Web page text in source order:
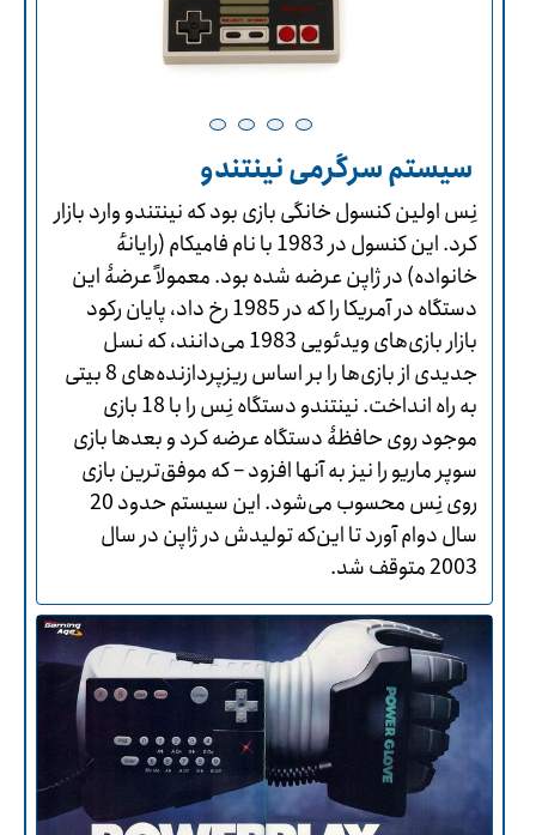
سیستم سرگرمی نینتندو
نِس اولین کنسول خانگی بازی بود که نینتندو وارد بازار
کرد. این کنسول در 1983 با نام فامیکام (رایانهٔ‌
خانواده) در ژاپن عرضه شده بود. معمولاً عرضۀ این
دستگاه در آمریکا را که در 1985 رخ داد، پایان رکود
بازار بازی‌های ویدئویی 1983 می‌دانند، که نسل
جدیدی از بازی‌ها را بر اساس ریزپردازنده‌های 8 بیتی
به راه انداخت. نینتندو دستگاه نِس را با 18 بازی
موجود روی حافظۀ دستگاه عرضه کرد و بعدها بازی
سوپر ماریو را نیز به آنها افزود – که موفق‌ترین بازی
روی نِس محسوب می‌شود. این سیستم حدود 20
سال دوام آورد تا این‌که تولیدش در ژاپن در سال
2003 متوقف شد.